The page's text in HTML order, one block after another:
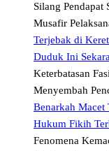
Silang Pendapat
Musafir
Terjebak di
Duduk Ini
Keterbatasan
Menyembah
Benarkah Macet
Hukum Fikih
Fenomena